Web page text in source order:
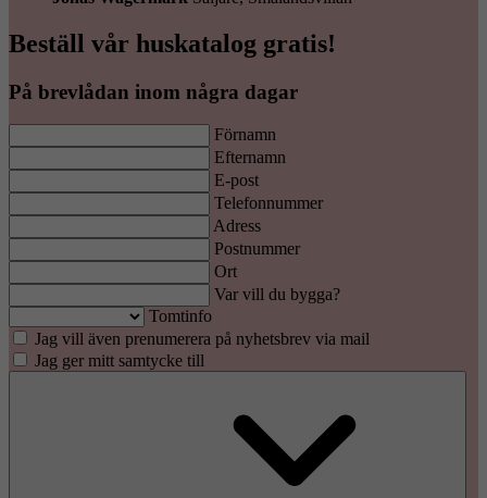
Beställ vår huskatalog gratis!
På brevlådan inom några dagar
Förnamn
Efternamn
E-post
Telefonnummer
Adress
Postnummer
Ort
Var vill du bygga?
Tomtinfo
Jag vill även prenumerera på nyhetsbrev via mail
Jag ger mitt samtycke till